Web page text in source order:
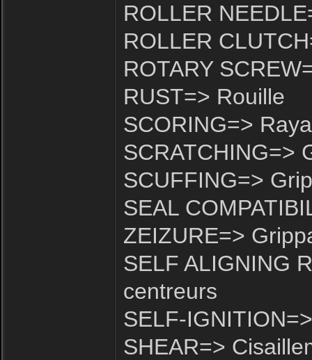
ROLLER
ROLLER
ROTARY
RUST=> Rouille
SCORING=>
SCRATCHING=>
SCUFFING=>
SEAL
ZEIZURE=>
SELF ALIGNING
centreurs
SELF-
SHEAR=>